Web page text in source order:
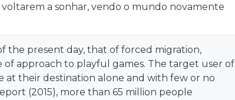
a sonhar, vendo o mundo novamente
the present day, that of forced migration,
approach to playful games. The target user of
at their destination alone and with few or no
(2015), more than 65 million people